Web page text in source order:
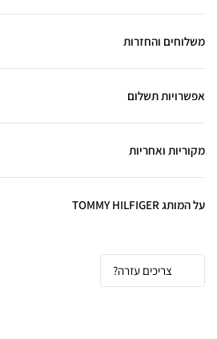
משלוחים והחזרות
אפשרויות תשלום
מקוריות ואחריות
על המותג TOMMY HILFIGER
צריכים עזרה?